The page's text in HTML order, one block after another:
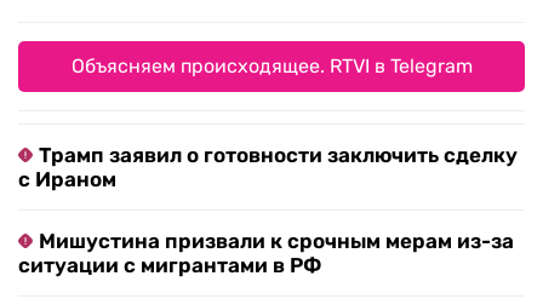
Объясняем происходящее. RTVI в Telegram
Трамп заявил о готовности заключить сделку
с Ираном
Мишустина призвали к срочным мерам из-за
ситуации с мигрантами в РФ